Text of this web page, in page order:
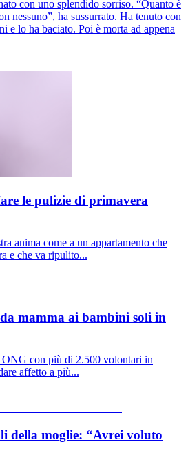
con uno splendido sorriso. “Quanto è
nessuno”, ha sussurrato. Ha tenuto con
e lo ha baciato. Poi è morta ad appena
le pulizie di primavera
anima come a un appartamento che
e che va ripulito...
mamma ai bambini soli in
ONG con più di 2.500 volontari in
affetto a più...
della moglie: “Avrei voluto